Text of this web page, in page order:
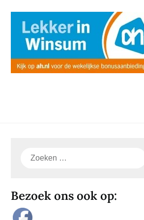
Zoeken
Bezoek ons ook op: